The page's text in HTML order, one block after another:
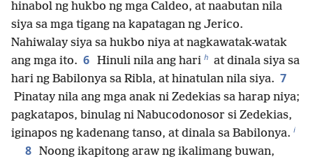
hinabol ng hukbo ng mga Caldeo, at naabutan nila
siya sa mga tigang na kapatagan ng Jerico.
Nahiwalay siya sa hukbo niya at nagkawatak-watak
ang mga ito. 6 Hinuli nila ang hari h at dinala siya sa
hari ng Babilonya sa Ribla, at hinatulan nila siya. 7
Pinatay nila ang mga anak ni Zedekias sa harap niya;
pagkatapos, binulag ni Nabucodonosor si Zedekias,
iginapos ng kadenang tanso, at dinala sa Babilonya. i
8 Noong ikapitong araw ng ikalimang buwan,